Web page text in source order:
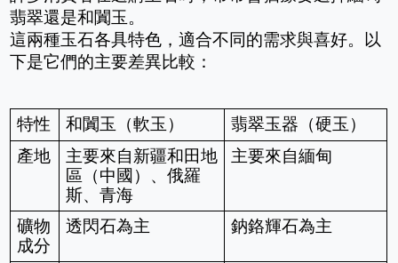
翡翠還是和闐玉。
這兩種玉石各具特色，適合不同的需求與喜好。以
下是它們的主要差異比較：
特性 和闐玉（軟玉）
翡翠玉器（硬玉）
產地
主要來自新疆和田地
區（中國）、俄羅
斯、青海
主要來自緬甸
礦物
成分
透閃石為主 鈉鉻輝石為主